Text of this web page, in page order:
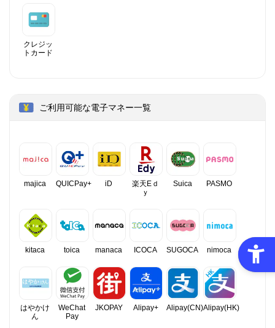
クレジッ
トカード
ご利用可能な電子マネー一覧
majica QUICPay+ iD
楽天Eｄ
ｙ
Suica PASMO
kitaca toica manaca ICOCA SUGOCA nimoca
はやかけ
ん
WeChat
Pay
JKOPAY Alipay+ Alipay(CN)Alipay(HK)